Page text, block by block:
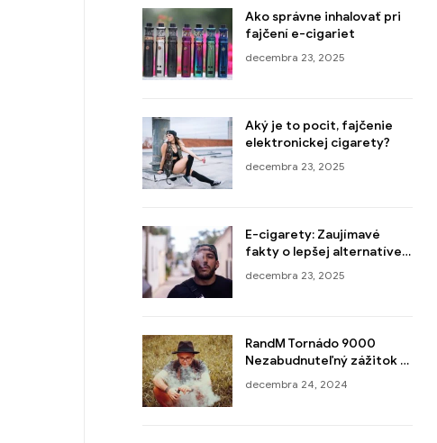
Ako správne inhalovať pri
fajčení e-cigariet
decembra 23, 2025
Aký je to pocit, fajčenie
elektronickej cigarety?
decembra 23, 2025
E-cigarety: Zaujímavé
fakty o lepšej alternatíve
cigariet
decembra 23, 2025
RandM Tornádo 9000
Nezabudnuteľný zážitok z
vapingu
decembra 24, 2024